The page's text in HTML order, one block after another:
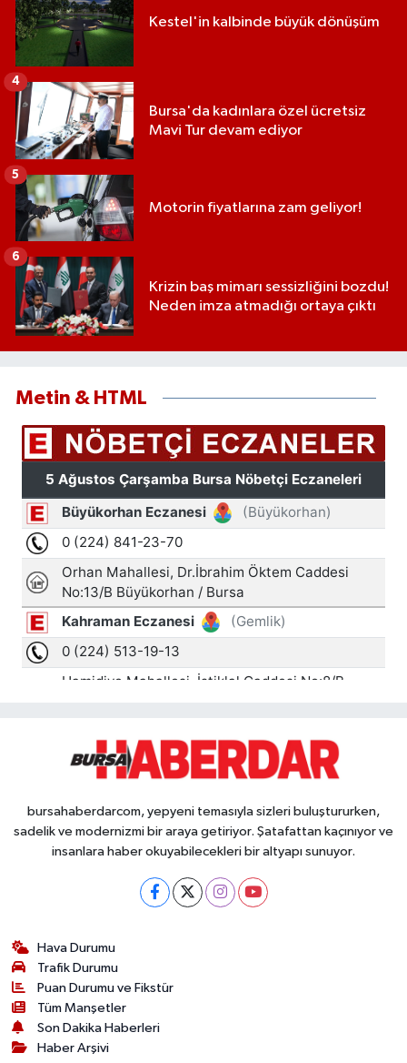
Kestel'in kalbinde büyük dönüşüm
Bursa'da kadınlara özel ücretsiz
Mavi Tur devam ediyor
4
Motorin fiyatlarına zam geliyor!
5
Krizin baş mimarı sessizliğini bozdu!
Neden imza atmadığı ortaya çıktı
6
Metin & HTML
bursahaberdarcom, yepyeni temasıyla sizleri buluştururken,
sadelik ve modernizmi bir araya getiriyor. Şatafattan kaçınıyor ve
insanlara haber okuyabilecekleri bir altyapı sunuyor.
Hava Durumu
Trafik Durumu
Puan Durumu ve Fikstür
Tüm Manşetler
Son Dakika Haberleri
Haber Arşivi